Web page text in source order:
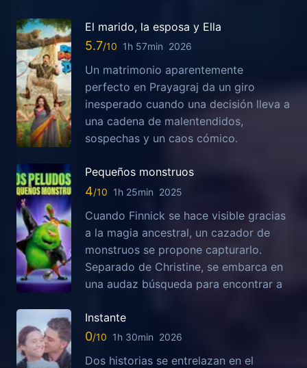
El marido, la esposa y Ella
5.7 1h 57min 2026
Un matrimonio aparentemente
perfecto en Prayagraj da un giro
inesperado cuando una decisión lleva a
una cadena de malentendidos,
sospechas y un caos cómico.
Pequeños monstruos
4 1h 25min 2025
Cuando Finnick se hace visible gracias
a la magia ancestral, un cazador de
monstruos se propone capturarlo.
Separado de Christine, se embarca en
una audaz búsqueda para encontrar a
Instante
0 1h 30min 2026
Dos historias se entrelazan en el